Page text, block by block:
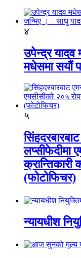
४
उपेन्द्र यादव
मधेसमा सयौं
५
लप्सीफेदीमा
क्रान्तिकारी
(फोटोफिचर)
न्यायधीश